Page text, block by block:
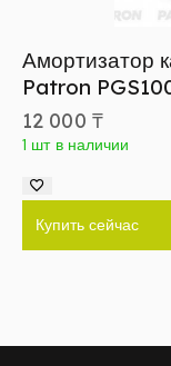
Амортизатор
Patron
12 000 ₸
1 шт в наличии
Купить сейчас